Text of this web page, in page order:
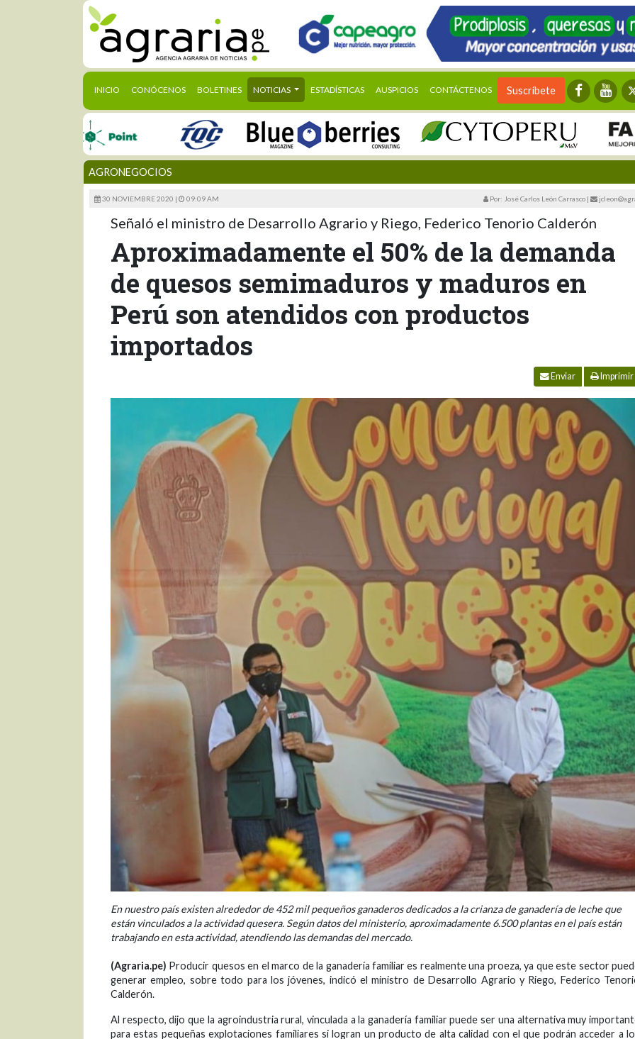
INICIO (CURRENT)
CONÓCENOS BOLETINES NOTICIAS ESTADÍSTICAS AUSPICIOS CONTÁCTENOS Suscríbete
AGRONEGOCIOS
30 NOVIEMBRE 2020 | 09:09 AM Por: José Carlos León Carrasco |
Señaló el ministro de Desarrollo Agrario y Riego, Federico Tenorio Calderón
Aproximadamente el 50% de la demanda
de quesos semimaduros y maduros en
Perú son atendidos con productos
importados
Enviar Imprimir
En nuestro país existen alrededor de 452 mil pequeños ganaderos dedicados a la crianza de ganadería de leche que
están vinculados a la actividad quesera. Según datos del ministerio, aproximadamente 6.500 plantas en el país están
trabajando en esta actividad, atendiendo las demandas del mercado.
(Agraria.pe) Producir quesos en el marco de la ganadería familiar es realmente una proeza, ya que este sector
generar empleo, sobre todo para los jóvenes, indicó el ministro de Desarrollo Agrario y Riego, Federico
Calderón.
Al respecto, dijo que la agroindustria rural, vinculada a la ganadería familiar puede ser una alternativa muy
para estas pequeñas explotaciones familiares si logran un producto de alta calidad con el que podrán acceder a